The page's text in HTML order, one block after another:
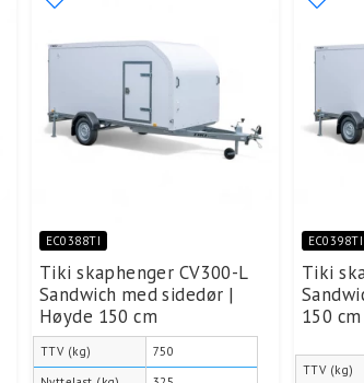
EC0388TI
Tiki skaphenger CV300-L
Sandwich med sidedør |
Høyde 150 cm
TTV (kg)
750
EC0398TI
Tiki
150 cm
TTV (kg)